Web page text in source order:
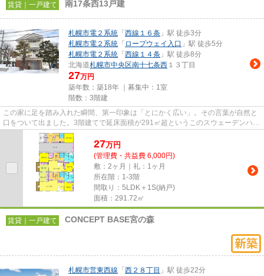
賃貸｜一戸建て 南17条西13戸建
札幌市電２系統 「 西線１６条 」駅 徒歩3分
札幌市電２系統 「 ロープウェイ入口 」駅 徒歩5分
札幌市電２系統 「 西線１４条 」駅 徒歩8分
北海道札幌市中央区南十七条西 １３丁目
27万円
築年数：築18年 ｜募集中： 1室
階数：3階建
この家に足を踏み入れた瞬間、第一印象は「とにかく広い」。その言葉が自然と
口をついて出ました。3階建てで延床面積が291㎡超というこのスウェーデンハウ
スは、戸建であることを強く...
27万円
(管理費・共益費 6,000円)
敷：2ヶ月｜礼：1ヶ月
所在階：1-3階
間取り：5LDK＋1S(納戸)
面積：291.72㎡
賃貸｜一戸建て CONCEPT BASE宮の森
札幌市営東西線 「 西２８丁目 」駅 徒歩22分